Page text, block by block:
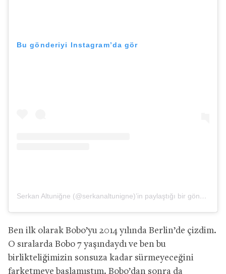
Bu gönderiyi Instagram’da gör
Serkan Altuniğne (@serkanaltunigne)’in paylaştığı bir gönderi
Ben ilk olarak Bobo’yu 2014 yılında Berlin’de çizdim.
O sıralarda Bobo 7 yaşındaydı ve ben bu
birlikteliğimizin sonsuza kadar sürmeyeceğini
farketmeye başlamıştım. Bobo’dan sonra da